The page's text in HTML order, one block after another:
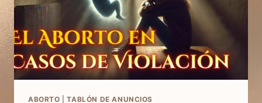
ABORTO |TABLÓN DE ANUNCIOS